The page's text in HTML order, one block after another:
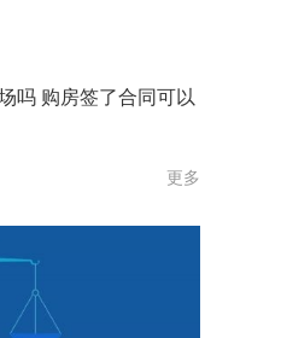
吗 购房签了合同可以
房多长时间才能到
更多